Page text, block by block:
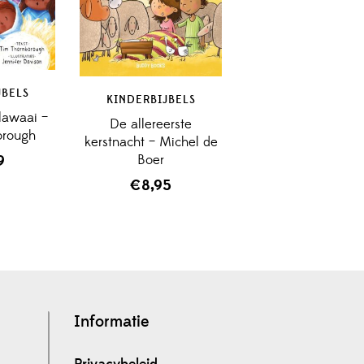
–
KINDERBIJBELS
De allereerste
kerstnacht – Michel de
Boer
€8,95
Informatie